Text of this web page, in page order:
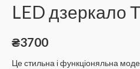
LED дзеркало
₴3700
Це стильна і функціоняльна